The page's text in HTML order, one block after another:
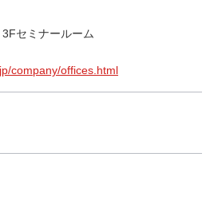
セミナールーム
company/offices.html